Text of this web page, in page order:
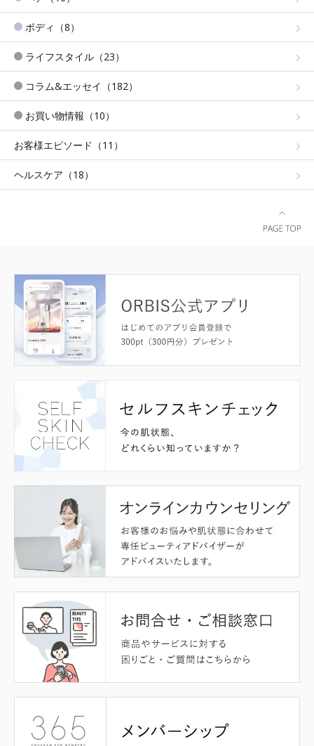
ボディ（8）
ライフスタイル（23）
コラム&エッセイ（182）
お買い物情報（10）
お客様エピソード（11）
ヘルスケア（18）